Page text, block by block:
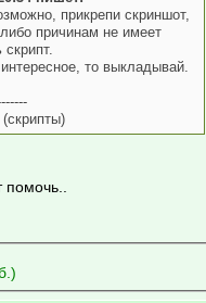
прикрепи скриншот,
причинам не имеет
то выкладывай.